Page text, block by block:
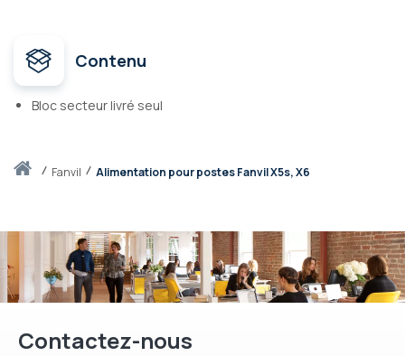
Accueilfanvil Alimentation pour postes Fanvil X5s, X6
Contenu
Bloc secteur livré seul
Contactez-nous